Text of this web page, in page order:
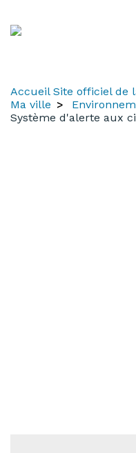
Accueil Site officiel de
Ma ville
Système d'alerte aux